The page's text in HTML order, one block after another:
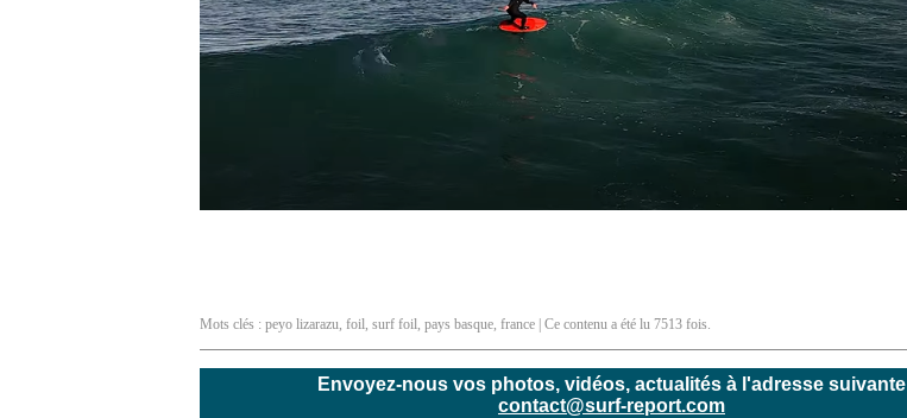
Mots clés : peyo lizarazu, foil, surf foil, pays basque, france | Ce contenu a été lu 7513 fois.
Envoyez-nous vos photos, vidéos, actualités à l'adresse suivante
contact@surf-report.com